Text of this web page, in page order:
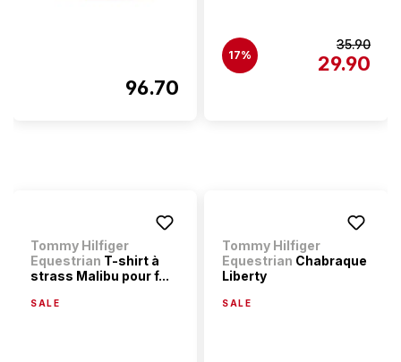
96.70
17%
35.90
29.90
Tommy Hilfiger
Equestrian T-shirt à
strass Malibu pour f...
SALE
Tommy Hilfiger
Equestrian Chabraque
Liberty
SALE